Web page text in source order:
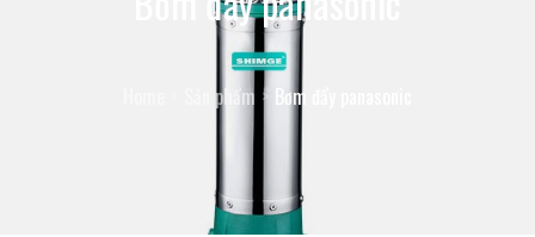
Sản phẩm Bơm đẩy panasonic